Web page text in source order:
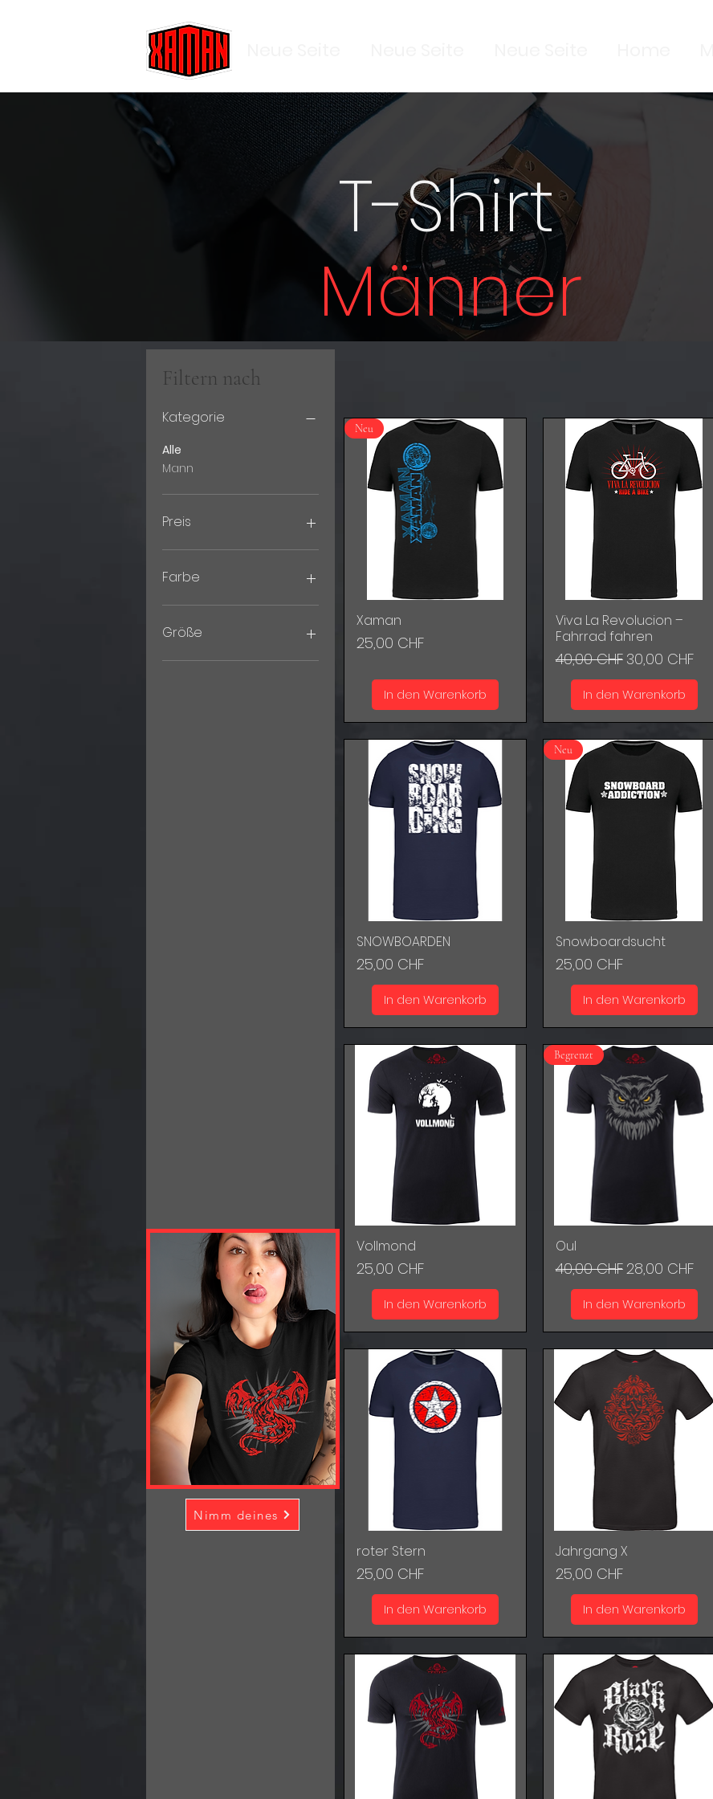
T-Shirt
Männer
Filtern nach
Kategorie
Alle
Mann
Preis
25 CHF
Farbe
Größe
L
Neu
Xaman
Preis
25,00 CHF
In den Warenkorb
Schnellansicht
Viva La Revolucion –
Fahrrad fahren
Standardpreis
40,00 CHF Sale-Preis
30,00 CHF
In den Warenkorb
Schnellansicht
SNOWBOARDEN
Preis
25,00 CHF
In den Warenkorb
Schnellansicht
Neu
Snowboardsucht
Preis
25,00 CHF
In den Warenkorb
Schnellansicht
Vollmond
Preis
25,00 CHF
In den Warenkorb
Begrenzt
Oul
Standardpreis
40,00 CHFSale-Preis
28,00 CHF
In den Warenkorb
Schnellansicht
roter Stern
Preis
25,00 CHF
In den Warenkorb
Schnellansicht
Jahrgang X
Preis
25,00 CHF
In den Warenkorb
Nimm deines